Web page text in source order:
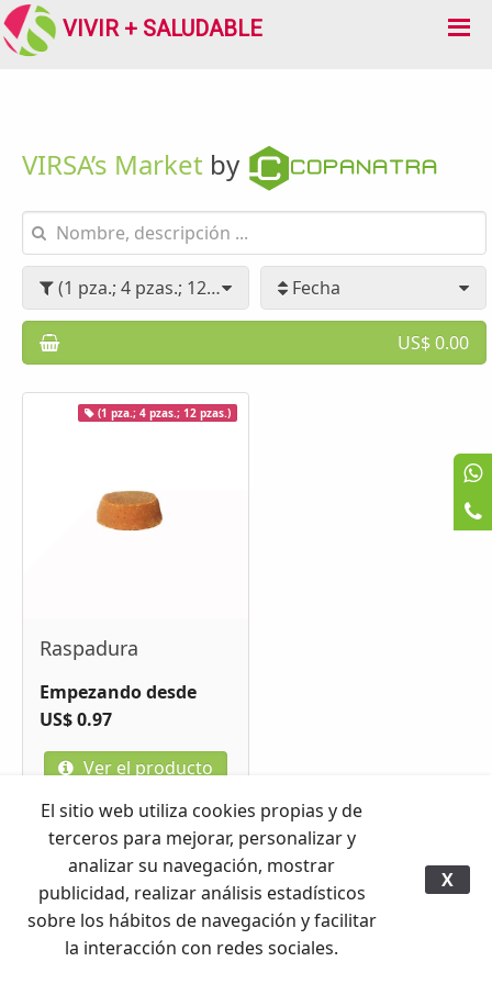
VIVIR + SALUDABLE
VIRSA’s Market by
(1 pza.; 4 pzas.; 12 pzas.) Fecha
US$ 0.00
(1 pza.; 4 pzas.; 12 pzas.)
Raspadura
Empezando desde
US$ 0.97
Ver el producto
Derechos Reservados © 2006 - 2026. Productora Hortícola Virsa, S.A.
El sitio web utiliza cookies propias y de
terceros para mejorar, personalizar y
analizar su navegación, mostrar
publicidad, realizar análisis estadísticos
sobre los hábitos de navegación y facilitar
la interacción con redes sociales.
X